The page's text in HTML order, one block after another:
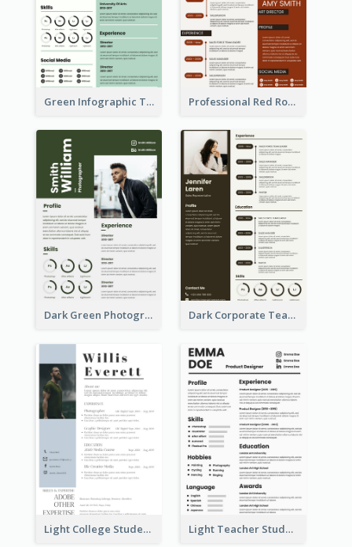
Green Infographic Teacher Resume Professional Red Rouge Resume
Dark Green Photographer Resume Dark Corporate Teacher Resume
Light College Student Resume Light Teacher Student Resume